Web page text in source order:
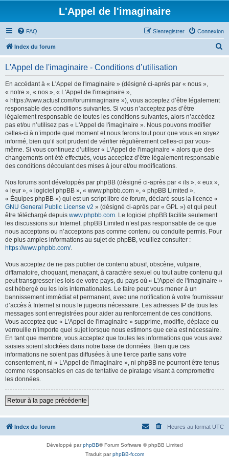
L'Appel de l'imaginaire
FAQ Connexion
S’enregistrer
Index du forum
L'Appel de l'imaginaire - Conditions d’utilisation
En accédant à « L'Appel de l'imaginaire » (désigné ci-après par « nous »,
« notre », « nos », « L'Appel de l'imaginaire »,
« https://www.actusf.com/forumimaginaire »), vous acceptez d’être légalement
responsable des conditions suivantes. Si vous n’acceptez pas d’être
légalement responsable de toutes les conditions suivantes, alors n’accédez
pas et/ou n’utilisez pas « L'Appel de l'imaginaire ». Nous pouvons modifier
celles-ci à n’importe quel moment et nous ferons tout pour que vous en soyez
informé, bien qu’il soit prudent de vérifier régulièrement celles-ci par vous-
même. Si vous continuez d’utiliser « L'Appel de l'imaginaire » alors que des
changements ont été effectués, vous acceptez d’être légalement responsable
des conditions découlant des mises à jour et/ou modifications.
Nos forums sont développés par phpBB (désigné ci-après par « ils », « eux »,
« leur », « logiciel phpBB », « www.phpbb.com », « phpBB Limited »,
« Équipes phpBB ») qui est un script libre de forum, déclaré sous la licence «
GNU General Public License v2 » (désigné ci-après par « GPL ») et qui peut
être téléchargé depuis www.phpbb.com. Le logiciel phpBB facilite seulement
les discussions sur Internet. phpBB Limited n’est pas responsable de ce que
nous acceptons ou n’acceptons pas comme contenu ou conduite permis. Pour
de plus amples informations au sujet de phpBB, veuillez consulter :
https://www.phpbb.com/.
Vous acceptez de ne pas publier de contenu abusif, obscène, vulgaire,
diffamatoire, choquant, menaçant, à caractère sexuel ou tout autre contenu qui
peut transgresser les lois de votre pays, du pays où « L'Appel de l'imaginaire »
est hébergé ou les lois internationales. Le faire peut vous mener à un
bannissement immédiat et permanent, avec une notification à votre fournisseur
d’accès à Internet si nous le jugeons nécessaire. Les adresses IP de tous les
messages sont enregistrées pour aider au renforcement de ces conditions.
Vous acceptez que « L'Appel de l'imaginaire » supprime, modifie, déplace ou
verrouille n’importe quel sujet lorsque nous estimons que cela est nécessaire.
En tant que membre, vous acceptez que toutes les informations que vous avez
saisies soient stockées dans notre base de données. Bien que ces
informations ne soient pas diffusées à une tierce partie sans votre
consentement, ni « L'Appel de l'imaginaire », ni phpBB ne pourront être tenus
comme responsables en cas de tentative de piratage visant à compromettre
les données.
Retour à la page précédente
Index du forum Heures au format UTC
Développé parphpBB® Forum Software © phpBB Limited
Traduit parphpBB-fr.com